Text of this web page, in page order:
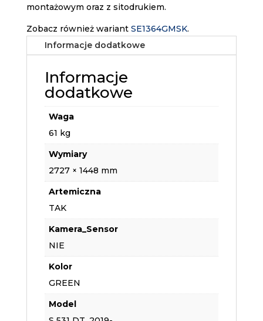
montażowym oraz z sitodrukiem.
Zobacz również wariant SE1364GMSK.
Informacje dodatkowe
Informacje
dodatkowe
Waga
61 kg
Wymiary
2727 × 1448 mm
Artemiczna
TAK
Kamera_Sensor
NIE
Kolor
GREEN
Model